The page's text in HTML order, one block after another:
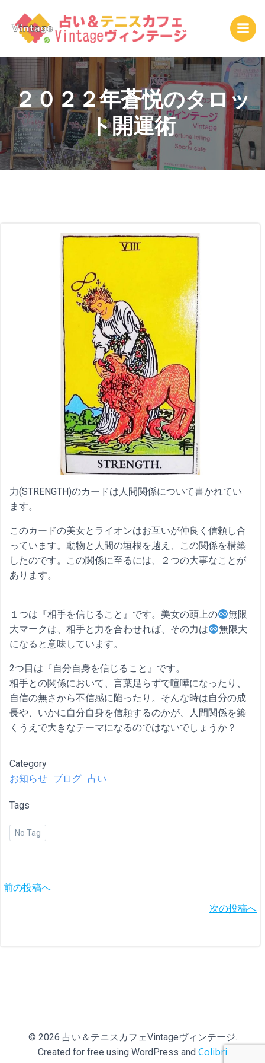
ン
テ
ツ
へ
ス
キ
ッ
プ
２０２２年蒼悦のタロッ
ト開運術
力(STRENGTH)のカードは人間関係について書かれてい
ます。
このカードの美女とライオンはお互いが仲良く信頼し合
っています。動物と人間の垣根を越え、この関係を構築
したのです。この関係に至るには、２つの大事なことが
あります。
１つは『相手を信じること』です。美女の頭上の
無限
大マークは、相手と力を合わせれば、その力は
無限大
になると意味しています。
2つ目は『自分自身を信じること』です。
相手との関係において、言葉足らずで喧嘩になったり、
自信の無さから不信感に陥ったり。そんな時は自分の成
長や、いかに自分自身を信頼するのかが、人間関係を築
くうえで大きなテーマになるのではないでしょうか？
Category
お知らせ ブログ 占い
Tags
No Tag
投
前の投稿へ
次の投稿へ
© 2026 占い＆テニスカフェVintageヴィンテージ.
Created for free using WordPress and Colibri